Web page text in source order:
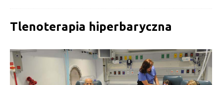
Tlenoterapia hiperbaryczna